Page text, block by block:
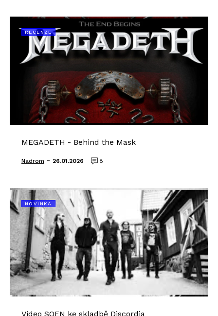
RECENZE
MEGADETH - Behind the Mask
Nadrom - 26.01.2026 8
NOVINKA
Video SOEN ke skladbě Discordia